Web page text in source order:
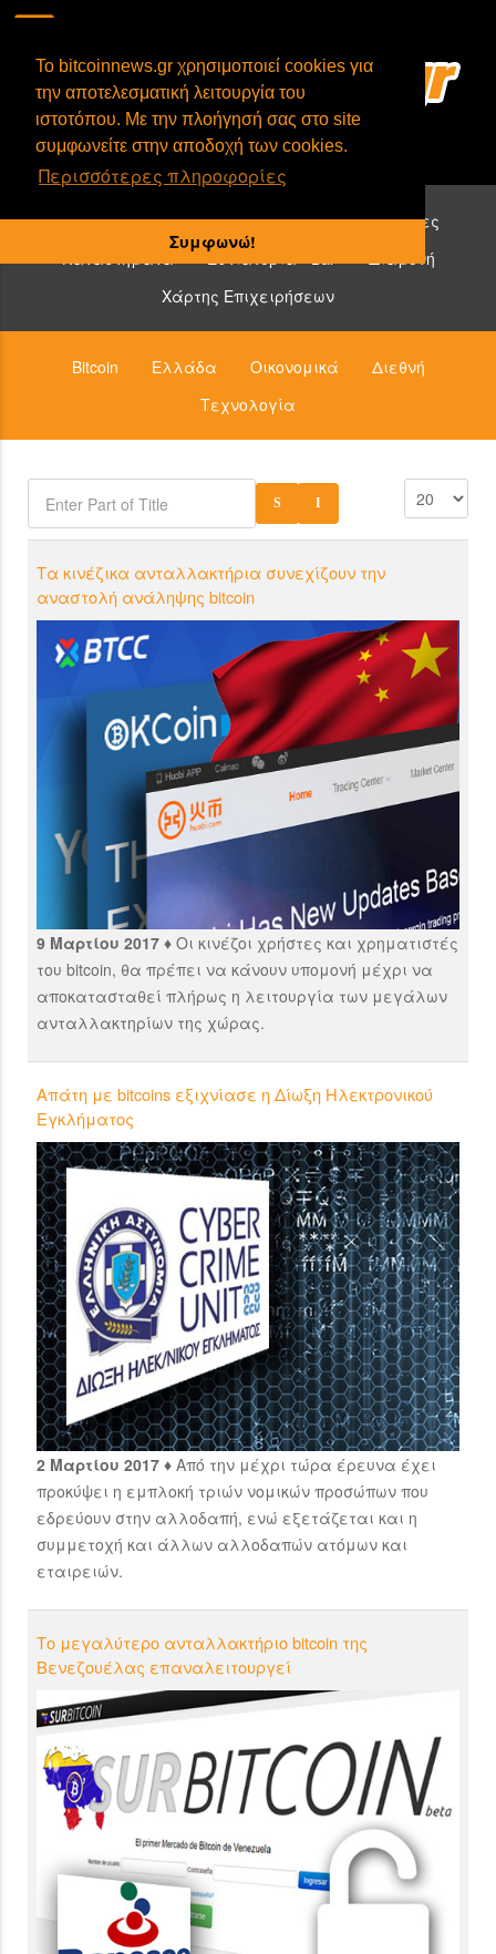
To bitcoinnews.gr χρησιμοποιεί cookies για
την αποτελεσματική λειτουργία του
ιστοτόπου. Με την πλοήγησή σας στο site
συμφωνείτε στην αποδοχή των cookies.
Περισσότερες πληροφορίες
Συμφωνώ!
Επιχειρήσεις που δέχονται bitcoin:
Υπηρεσίες
Καταστήματα
Εστιατόρια - Bar
Διαμονή
Χάρτης Επιχειρήσεων
Bitcoin Ελλάδα Οικονομικά
Διεθνή
Τεχνολογία
Τα κινέζικα ανταλλακτήρια συνεχίζουν την
αναστολή ανάληψης bitcoin
9 Μαρτίου 2017 ♦ Οι κινέζοι χρήστες και χρηματιστές
του bitcoin, θα πρέπει να κάνουν υπομονή μέχρι να
αποκατασταθεί πλήρως η λειτουργία των μεγάλων
ανταλλακτηρίων της χώρας.
Απάτη με bitcoins εξιχνίασε η Δίωξη Ηλεκτρονικού
Εγκλήματος
2 Μαρτίου 2017 ♦ Από την μέχρι τώρα έρευνα έχει
προκύψει η εμπλοκή τριών νομικών προσώπων που
εδρεύουν στην αλλοδαπή, ενώ εξετάζεται και η
συμμετοχή και άλλων αλλοδαπών ατόμων και
εταιρειών.
Το μεγαλύτερο ανταλλακτήριο bitcoin της
Βενεζουέλας επαναλειτουργεί